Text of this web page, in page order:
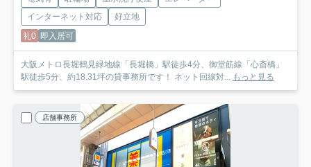
インターネット対応
好立地
礼0 即入居可
大阪メトロ長堀鶴見緑地線「長堀橋」駅徒歩4分、御堂筋線「心斎橋」
駅徒歩5分、約18.31坪の貸事務所です！ ネット回線対... もっと見る
店舗事務所